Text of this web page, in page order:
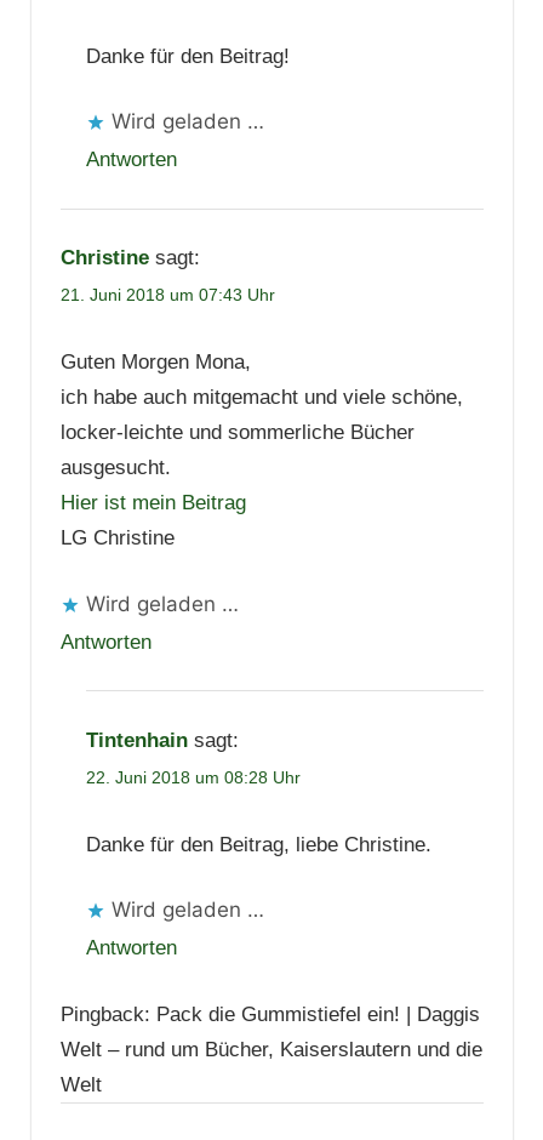
Danke für den Beitrag!
Wird geladen …
Antworten
Christine sagt:
21. Juni 2018 um 07:43 Uhr
Guten Morgen Mona,
ich habe auch mitgemacht und viele schöne,
locker-leichte und sommerliche Bücher
ausgesucht.
Hier ist mein Beitrag
LG Christine
Wird geladen …
Antworten
Tintenhain sagt:
22. Juni 2018 um 08:28 Uhr
Danke für den Beitrag, liebe Christine.
Wird geladen …
Antworten
Pingback: Pack die Gummistiefel ein! | Daggis
Welt – rund um Bücher, Kaiserslautern und die
Welt